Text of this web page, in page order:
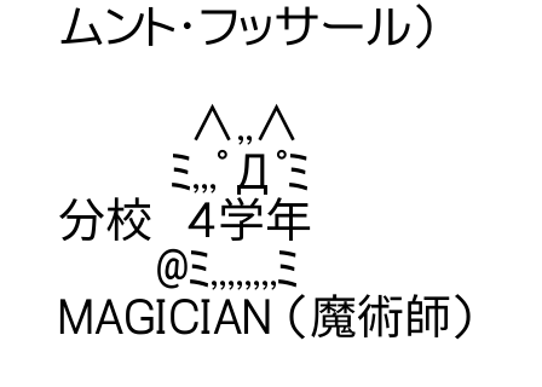
ムント・フッサール）
∧,,∧ 【出身
ﾐ,,,ﾟДﾟﾐ 【学年
分校 ４学年
@ﾐ,,,,,,,,ﾐ 【象
MAGICIAN （魔術師）